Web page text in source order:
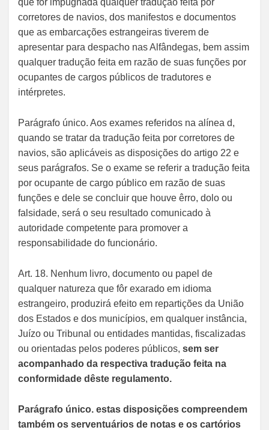
que for impugnada qualquer tradução feita por
corretores de navios, dos manifestos e documentos
que as embarcações estrangeiras tiverem de
apresentar para despacho nas Alfândegas, bem assim
qualquer tradução feita em razão de suas funções por
ocupantes de cargos públicos de tradutores e
intérpretes.
Parágrafo único. Aos exames referidos na alínea d,
quando se tratar da tradução feita por corretores de
navios, são aplicáveis as disposições do artigo 22 e
seus parágrafos. Se o exame se referir a tradução feita
por ocupante de cargo público em razão de suas
funções e dele se concluir que houve êrro, dolo ou
falsidade, será o seu resultado comunicado à
autoridade competente para promover a
responsabilidade do funcionário.
Art. 18. Nenhum livro, documento ou papel de
qualquer natureza que fôr exarado em idioma
estrangeiro, produzirá efeito em repartições da União
dos Estados e dos municípios, em qualquer instância,
Juízo ou Tribunal ou entidades mantidas, fiscalizadas
ou orientadas pelos poderes públicos, sem ser
acompanhado da respectiva tradução feita na
conformidade dêste regulamento.
Parágrafo único. estas disposições compreendem
também os serventuários de notas e os cartórios